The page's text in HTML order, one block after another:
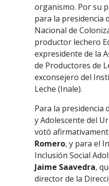
organismo. Por su
para la presidencia
Nacional de
productor lechero
expresidente de la
de Productores de
exconsejero del
Leche (Inale).
Para la presidencia
y Adolescente del
votó
Romero, y para el
Inclusión Social
Jaime Saavedra,
director de la